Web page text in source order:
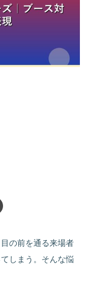
の前を通る来場者
しまう。そんな悩